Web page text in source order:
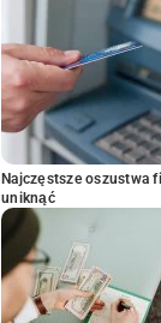
Najczęstsze oszustwa
uniknąć